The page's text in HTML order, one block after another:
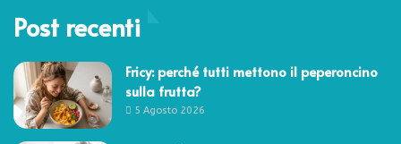
Post recenti
Fricy: perché tutti mettono il peperoncino
sulla frutta?
5 Agosto 2026